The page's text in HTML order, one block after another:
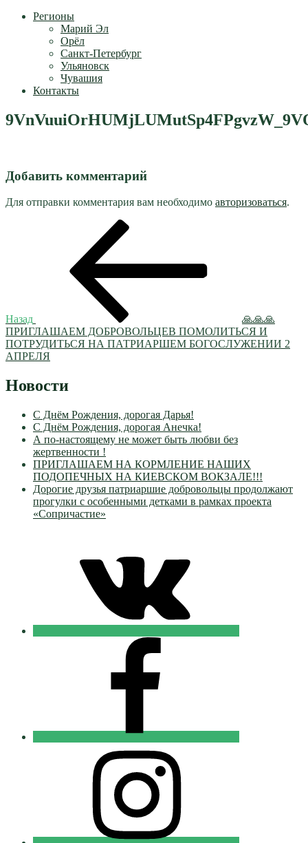
Регионы
Марий Эл
Орёл
Санкт-Петербург
Ульяновск
Чувашия
Контакты
Добавить комментарий
Для отправки комментария вам необходимо авторизоваться.
Назад
🙏🙏🙏
ПРИГЛАШАЕМ ДОБРОВОЛЬЦЕВ ПОМОЛИТЬСЯ И
ПОТРУДИТЬСЯ НА ПАТРИАРШЕМ БОГОСЛУЖЕНИИ 2
АПРЕЛЯ
Новости
С Днём Рождения, дорогая Дарья!
С Днём Рождения, дорогая Анечка!
А по-настоящему не может быть любви без
жертвенности !
ПРИГЛАШАЕМ НА КОРМЛЕНИЕ НАШИХ
ПОДОПЕЧНЫХ НА КИЕВСКОМ ВОКЗАЛЕ!!!
Дорогие друзья патриаршие добровольцы продолжают
прогулки с особенными детками в рамках проекта
«Сопричастие»
Добровольцы
Православные
Добровольцы